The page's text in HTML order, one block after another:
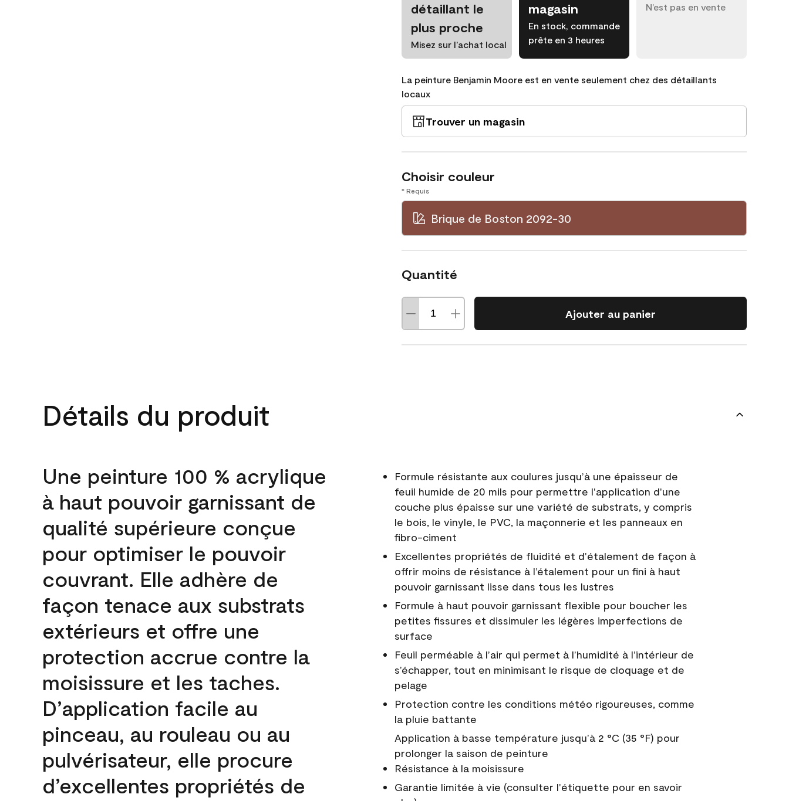
détaillant le
plus proche
Misez sur l’achat local
magasin
En stock, commande
prête en 3 heures
N’est pas en vente
La peinture Benjamin Moore est en vente seulement chez des détaillants
locaux
Trouver un magasin
Choisir couleur
* Requis
Brique de Boston 2092-30
Quantité
Ajouter au panier
Détails du produit
Une peinture 100 % acrylique
à haut pouvoir garnissant de
qualité supérieure conçue
pour optimiser le pouvoir
couvrant. Elle adhère de
façon tenace aux substrats
extérieurs et offre une
protection accrue contre la
moisissure et les taches.
D’application facile au
pinceau, au rouleau ou au
pulvérisateur, elle procure
d’excellentes propriétés de
Formule résistante aux coulures jusqu’à une épaisseur de
feuil humide de 20 mils pour permettre l'application d'une
couche plus épaisse sur une variété de substrats, y compris
le bois, le vinyle, le PVC, la maçonnerie et les panneaux en
fibro-ciment
Excellentes propriétés de fluidité et d'étalement de façon à
offrir moins de résistance à l’étalement pour un fini à haut
pouvoir garnissant lisse dans tous les lustres
Formule à haut pouvoir garnissant flexible pour boucher les
petites fissures et dissimuler les légères imperfections de
surface
Feuil perméable à l’air qui permet à l’humidité à l’intérieur de
s’échapper, tout en minimisant le risque de cloquage et de
pelage
Protection contre les conditions météo rigoureuses, comme
la pluie battante
Application à basse température jusqu’à 2 °C (35 °F) pour
prolonger la saison de peinture
Résistance à la moisissure
Garantie limitée à vie (consulter l'étiquette pour en savoir